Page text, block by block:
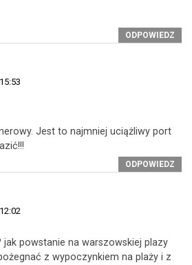
ODPOWIEDZ
Jest to najmniej uciążliwy port
ODPOWIEDZ
jak powstanie na warszowskiej plazy
z wypoczynkiem na plaży i z